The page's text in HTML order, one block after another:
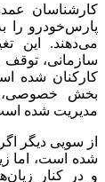
کارشناسان
پارس‌خودرو را
می‌دهند. این
سازمانی، توقف
کارکنان شده
بخش خصوصی،
مدیریت شده
از سویی دیگر
شده است، اما
و در کنار